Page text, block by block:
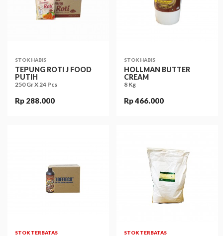
STOK HABIS
TEPUNG ROTI J FOOD
PUTIH
250 Gr X 24 Pcs
Rp 288.000
STOK HABIS
HOLLMAN BUTTER
CREAM
8 Kg
Rp 466.000
STOK TERBATAS STOK TERBATAS